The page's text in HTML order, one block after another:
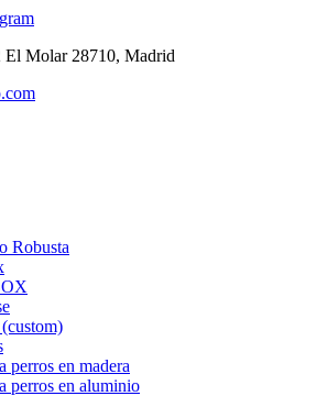
El Molar 28710, Madrid
Robusta
perros en madera
perros en aluminio